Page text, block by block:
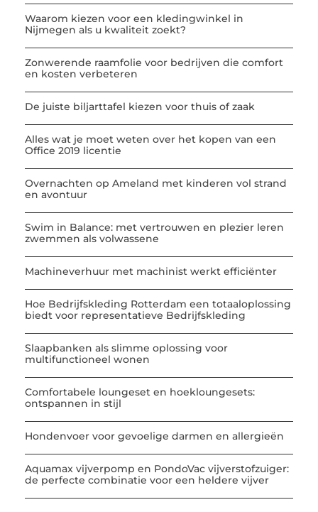
Waarom kiezen voor een kledingwinkel in
Nijmegen als u kwaliteit zoekt?
Zonwerende raamfolie voor bedrijven die comfort
en kosten verbeteren
De juiste biljarttafel kiezen voor thuis of zaak
Alles wat je moet weten over het kopen van een
Office 2019 licentie
Overnachten op Ameland met kinderen vol strand
en avontuur
Swim in Balance: met vertrouwen en plezier leren
zwemmen als volwassene
Machineverhuur met machinist werkt efficiënter
Hoe Bedrijfskleding Rotterdam een totaaloplossing
biedt voor representatieve Bedrijfskleding
Slaapbanken als slimme oplossing voor
multifunctioneel wonen
Comfortabele loungeset en hoekloungesets:
ontspannen in stijl
Hondenvoer voor gevoelige darmen en allergieën
Aquamax vijverpomp en PondoVac vijverstofzuiger:
de perfecte combinatie voor een heldere vijver